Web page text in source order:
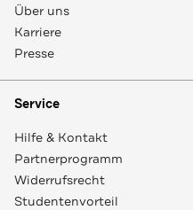
Über uns
Karriere
Presse
Service
Hilfe & Kontakt
Partnerprogramm
Widerrufsrecht
Studentenvorteil